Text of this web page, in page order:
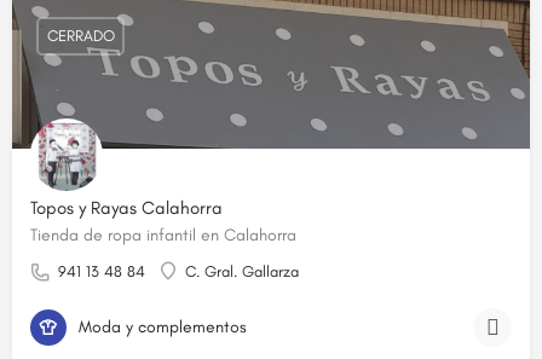
Topos y Rayas Calahorra
Tienda de ropa infantil en Calahorra
941 13 48 84 C. Gral. Gallarza
CERRADO
Moda y complementos